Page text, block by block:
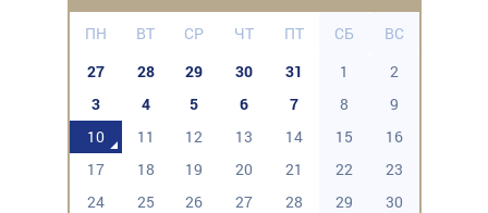
ПН ВТ СР ЧТ ПТ СБ
ВС
27
28 29 30 31 1
2
3
4 5 6 7 8
9
10
11 12 13 14 15
16
17
18 19 20 21 22
23
24
25 26 27 28 29
30